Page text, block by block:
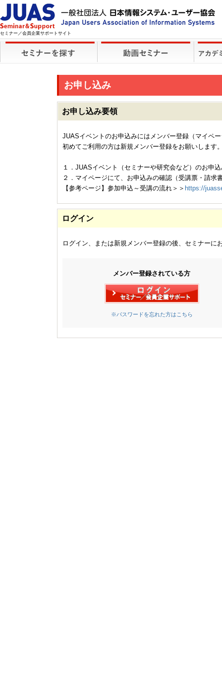
セミナー／会員企業サポートサイト
お申し込み
お申し込み要領
JUASイベントのお申込みにはメンバー登録（マイペ
初めてご利用の方は新規メンバー登録をお願いします
１．JUASイベント（セミナーや研究会など）のお申
２．マイページにて、お申込みの確認（受講票・請求
【参考ページ】参加申込～受講の流れ＞＞ https://
ログイン
ログイン、または新規メンバー登録の後、セミナーに
メンバー登録されている方
※パスワードを忘れた方はこちら